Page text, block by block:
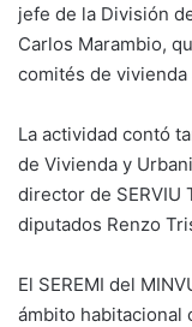
jefe de la División
Carlos Marambio,
comités de
La actividad contó
de Vivienda y
director de SERVIU
diputados Renzo
El SEREMI del
ámbito habitacional